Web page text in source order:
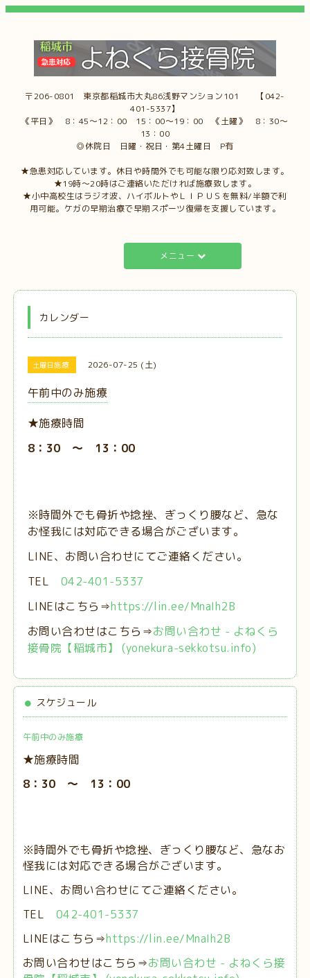
〒206-0801 東京都稲城市大丸86浅野マンション101 【042-
401-5337】
《平日》 8：45～12：00 15：00～19：00 《土曜》 8：30～
13：00
◎休院日 日曜・祝日・第4土曜日 P有
★急患対応しています。休日や時間外でも可能な限り応対致します。
★19時～20時はご連絡いただければ施療致します。
★小中高校生はラジオ波、ハイボルトやＬＩＰＵＳを無料/半額で利
用可能。ケガの早期治療で早期スポーツ復帰を支援しています。
メニュー
カレンダー
土曜日施療 2026-07-25 (土)
午前中のみ施療
★施療時間
8：30 ～ 13：00
※時間外でも骨折や捻挫、ぎっくり腰など、急な
お怪我には対応できる場合がございます。
LINE、お問い合わせにてご連絡ください。
TEL 042-401-5337
LINEはこちら⇒https://lin.ee/MnaIh2B
お問い合わせはこちら⇒お問い合わせ - よねくら
接骨院【稲城市】 (yonekura-sekkotsu.info)
スケジュール
午前中のみ施療
★施療時間
8：30 ～ 13：00
※時間外でも骨折や捻挫、ぎっくり腰など、急なお
怪我には対応できる場合がございます。
LINE、お問い合わせにてご連絡ください。
TEL 042-401-5337
LINEはこちら⇒https://lin.ee/MnaIh2B
お問い合わせはこちら⇒お問い合わせ - よねくら接